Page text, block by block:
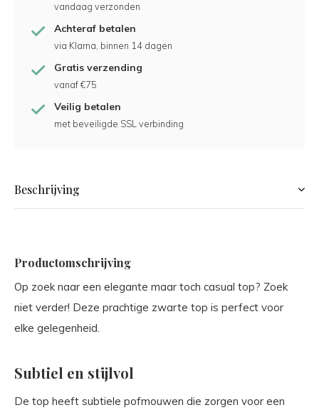
vandaag verzonden
Achteraf betalen
via Klarna, binnen 14 dagen
Gratis verzending
vanaf €75
Veilig betalen
met beveiligde SSL verbinding
Beschrijving
Productomschrijving
Op zoek naar een elegante maar toch casual top? Zoek
niet verder! Deze prachtige zwarte top is perfect voor
elke gelegenheid.
Subtiel en stijlvol
De top heeft subtiele pofmouwen die zorgen voor een